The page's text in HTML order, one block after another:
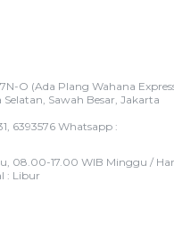
O (Ada Plang Wahana
Sawah Besar, Jakarta
6393576 Whatsapp :
08.00-17.00 WIB Minggu /
: Libur